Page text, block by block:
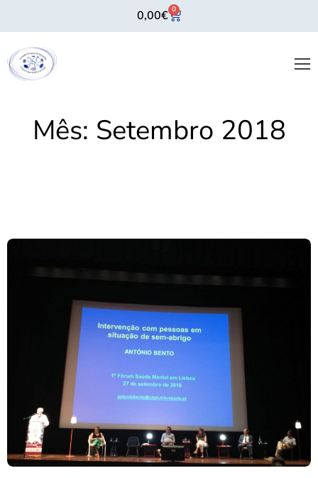
0,00€ 0
Mês: Setembro 2018